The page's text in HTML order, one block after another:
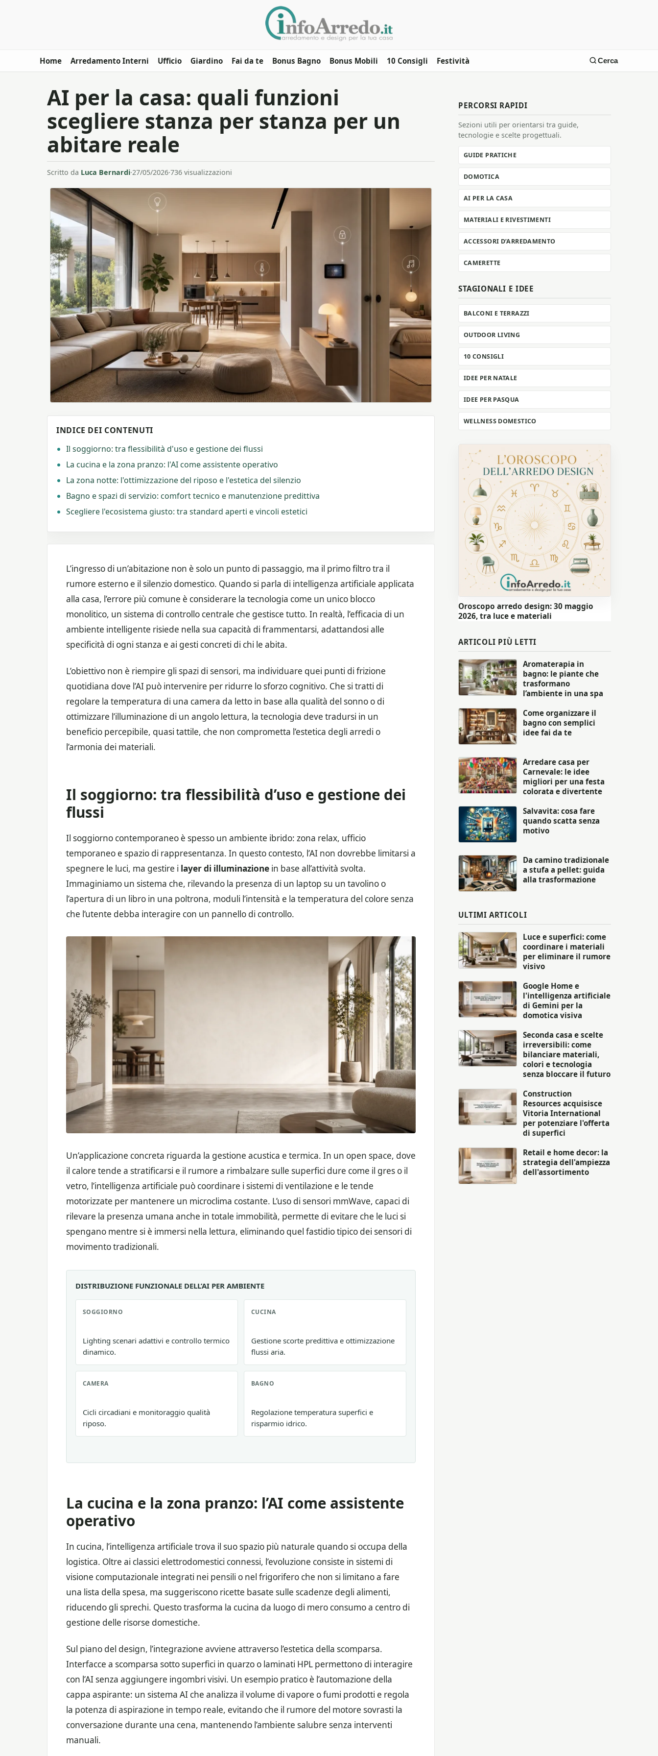
Home Arredamento Interni Ufficio Giardino Fai da te Bonus Bagno Bonus Mobili 10 Consigli Festività Cerca
AI per la casa: quali funzioni
scegliere stanza per stanza per un
abitare reale
Scritto da Luca Bernardi·27/05/2026·736 visualizzazioni
INDICE DEI CONTENUTI
Il soggiorno: tra flessibilità d'uso e gestione dei flussi
La cucina e la zona pranzo: l'AI come assistente operativo
La zona notte: l'ottimizzazione del riposo e l'estetica del silenzio
Bagno e spazi di servizio: comfort tecnico e manutenzione predittiva
Scegliere l'ecosistema giusto: tra standard aperti e vincoli estetici
L’ingresso di un’abitazione non è solo un punto di passaggio, ma il primo filtro tra il
rumore esterno e il silenzio domestico. Quando si parla di intelligenza artificiale applicata
alla casa, l’errore più comune è considerare la tecnologia come un unico blocco
monolitico, un sistema di controllo centrale che gestisce tutto. In realtà, l’efficacia di un
ambiente intelligente risiede nella sua capacità di frammentarsi, adattandosi alle
specificità di ogni stanza e ai gesti concreti di chi le abita.
L’obiettivo non è riempire gli spazi di sensori, ma individuare quei punti di frizione
quotidiana dove l’AI può intervenire per ridurre lo sforzo cognitivo. Che si tratti di
regolare la temperatura di una camera da letto in base alla qualità del sonno o di
ottimizzare l’illuminazione di un angolo lettura, la tecnologia deve tradursi in un
beneficio percepibile, quasi tattile, che non comprometta l’estetica degli arredi o
l’armonia dei materiali.
Il soggiorno: tra flessibilità d’uso e gestione dei
flussi
Il soggiorno contemporaneo è spesso un ambiente ibrido: zona relax, ufficio
temporaneo e spazio di rappresentanza. In questo contesto, l’AI non dovrebbe limitarsi a
spegnere le luci, ma gestire i layer di illuminazione in base all’attività svolta.
Immaginiamo un sistema che, rilevando la presenza di un laptop su un tavolino o
l’apertura di un libro in una poltrona, moduli l’intensità e la temperatura del colore senza
che l’utente debba interagire con un pannello di controllo.
Un’applicazione concreta riguarda la gestione acustica e termica. In un open space, dove
il calore tende a stratificarsi e il rumore a rimbalzare sulle superfici dure come il gres o il
vetro, l’intelligenza artificiale può coordinare i sistemi di ventilazione e le tende
motorizzate per mantenere un microclima costante. L’uso di sensori mmWave, capaci di
rilevare la presenza umana anche in totale immobilità, permette di evitare che le luci si
spengano mentre si è immersi nella lettura, eliminando quel fastidio tipico dei sensori di
movimento tradizionali.
DISTRIBUZIONE FUNZIONALE DELL’AI PER AMBIENTE
SOGGIORNO
Lighting scenari adattivi e controllo termico
dinamico.
CUCINA
Gestione scorte predittiva e ottimizzazione
flussi aria.
CAMERA
Cicli circadiani e monitoraggio qualità
riposo.
BAGNO
Regolazione temperatura superfici e
risparmio idrico.
La cucina e la zona pranzo: l’AI come assistente
operativo
In cucina, l’intelligenza artificiale trova il suo spazio più naturale quando si occupa della
logistica. Oltre ai classici elettrodomestici connessi, l’evoluzione consiste in sistemi di
visione computazionale integrati nei pensili o nel frigorifero che non si limitano a fare
una lista della spesa, ma suggeriscono ricette basate sulle scadenze degli alimenti,
riducendo gli sprechi. Questo trasforma la cucina da luogo di mero consumo a centro di
gestione delle risorse domestiche.
Sul piano del design, l’integrazione avviene attraverso l’estetica della scomparsa.
Interfacce a scomparsa sotto superfici in quarzo o laminati HPL permettono di interagire
con l’AI senza aggiungere ingombri visivi. Un esempio pratico è l’automazione della
cappa aspirante: un sistema AI che analizza il volume di vapore o fumi prodotti e regola
la potenza di aspirazione in tempo reale, evitando che il rumore del motore sovrasti la
conversazione durante una cena, mantenendo l’ambiente salubre senza interventi
manuali.
PERCORSI RAPIDI
Sezioni utili per orientarsi tra guide,
tecnologie e scelte progettuali.
GUIDE PRATICHE
DOMOTICA
AI PER LA CASA
MATERIALI E RIVESTIMENTI
ACCESSORI D’ARREDAMENTO
CAMERETTE
STAGIONALI E IDEE
BALCONI E TERRAZZI
OUTDOOR LIVING
10 CONSIGLI
IDEE PER NATALE
IDEE PER PASQUA
WELLNESS DOMESTICO
Oroscopo arredo design: 30 maggio
2026, tra luce e materiali
ARTICOLI PIÙ LETTI
Aromaterapia in
bagno: le piante che
trasformano
l’ambiente in una spa
Come organizzare il
bagno con semplici
idee fai da te
Arredare casa per
Carnevale: le idee
migliori per una festa
colorata e divertente
Salvavita: cosa fare
quando scatta senza
motivo
Da camino tradizionale
a stufa a pellet: guida
alla trasformazione
ULTIMI ARTICOLI
Luce e superfici: come
coordinare i materiali
per eliminare il rumore
visivo
Google Home e
l'intelligenza artificiale
di Gemini per la
domotica visiva
Seconda casa e scelte
irreversibili: come
bilanciare materiali,
colori e tecnologia
senza bloccare il futuro
Construction
Resources acquisisce
Vitoria International
per potenziare l'offerta
di superfici
Retail e home decor: la
strategia dell'ampiezza
dell'assortimento